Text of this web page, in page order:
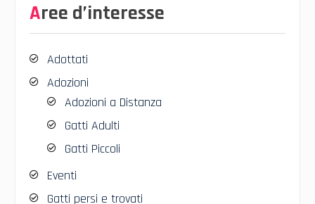
Aree d’interesse
Adottati
Adozioni
Adozioni a Distanza
Gatti Adulti
Gatti Piccoli
Eventi
Gatti persi e trovati